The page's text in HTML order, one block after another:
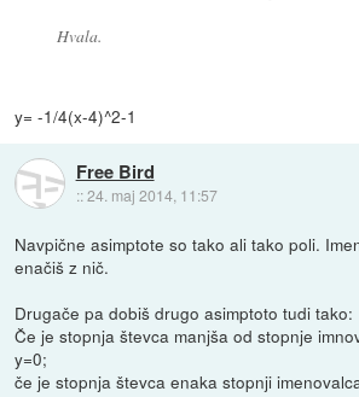
Hvala.
y= -1/4(x-4)^2-1
Free Bird
::24. maj 2014, 11:57
Navpične asimptote so tako ali tako poli.
enačiš z nič.
Drugače pa dobiš drugo asimptoto tudi tako:
Če je stopnja števca manjša od stopnje
y=0;
če je stopnja števca enaka stopnji